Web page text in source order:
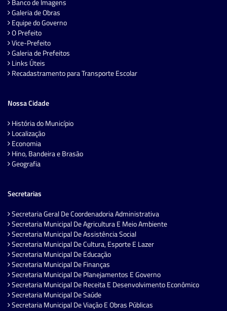
Banco de Imagens
Galeria de Obras
Equipe do Governo
O Prefeito
Vice-Prefeito
Galeria de Prefeitos
Links Úteis
Recadastramento para Transporte Escolar
Nossa Cidade
História do Município
Localização
Economia
Hino, Bandeira e Brasão
Geografia
Secretarias
Secretaria Geral De Coordenadoria Administrativa
Secretaria Municipal De Agricultura E Meio Ambiente
Secretaria Municipal De Assistência Social
Secretaria Municipal De Cultura, Esporte E Lazer
Secretaria Municipal De Educação
Secretaria Municipal De Finanças
Secretaria Municipal De Planejamentos E Governo
Secretaria Municipal De Receita E Desenvolvimento Econômico
Secretaria Municipal De Saúde
Secretaria Municipal De Viação E Obras Públicas